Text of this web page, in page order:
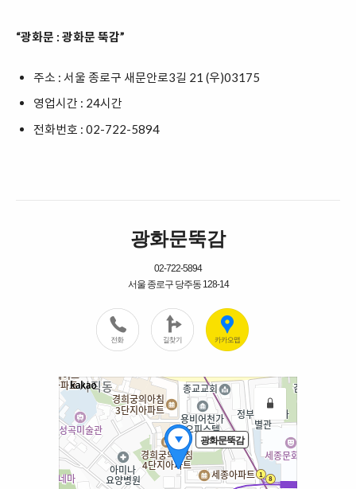
“광화문 : 광화문 뚝감”
주소 : 서울 종로구 새문안로3길 21 (우)03175
영업시간 : 24시간
전화번호 : 02-722-5894